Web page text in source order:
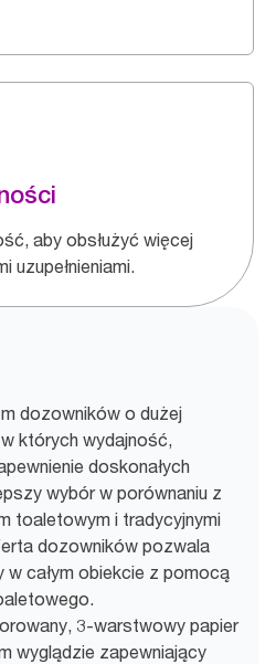
aby obsłużyć więcej
uzupełnieniami.
dozowników o dużej
których wydajność,
doskonałych
wybór w porównaniu z
toaletowym i tradycyjnymi
dozowników pozwala
całym obiekcie z pomocą
3-warstwowy papier
wyglądzie zapewniający